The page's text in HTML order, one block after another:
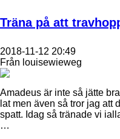
Träna på att
2018-11-12 20:49
Från louisewieweg
Amadeus är inte så jätte
lat men även så tror jag att
spatt. Idag så tränade vi
…